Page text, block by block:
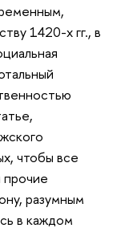
1420-х гг., в
чтобы все
разумным
в каждом